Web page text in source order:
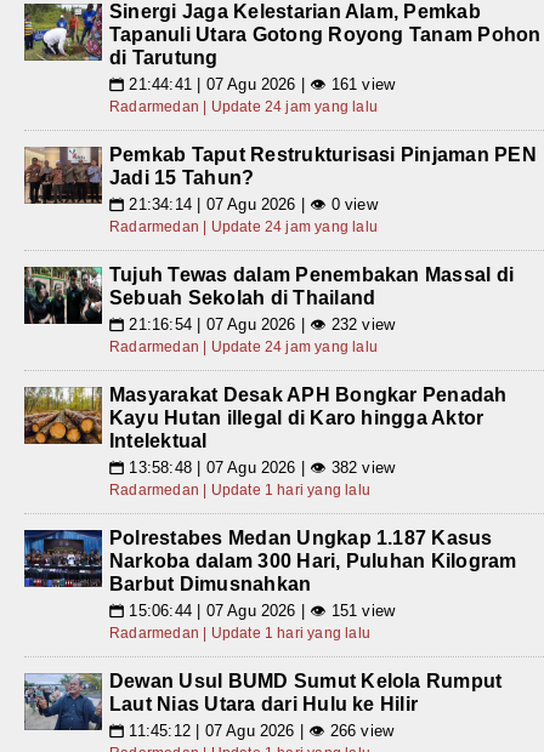
Sinergi Jaga Kelestarian Alam, Pemkab
Tapanuli Utara Gotong Royong Tanam Pohon
di Tarutung
📅 21:44:41 | 07 Agu 2026 | 👁 161 view
Radarmedan | Update 24 jam yang lalu
Pemkab Taput Restrukturisasi Pinjaman PEN
Jadi 15 Tahun?
📅 21:34:14 | 07 Agu 2026 | 👁 0 view
Radarmedan | Update 24 jam yang lalu
Tujuh Tewas dalam Penembakan Massal di
Sebuah Sekolah di Thailand
📅 21:16:54 | 07 Agu 2026 | 👁 232 view
Radarmedan | Update 24 jam yang lalu
Masyarakat Desak APH Bongkar Penadah
Kayu Hutan illegal di Karo hingga Aktor
Intelektual
📅 13:58:48 | 07 Agu 2026 | 👁 382 view
Radarmedan | Update 1 hari yang lalu
Polrestabes Medan Ungkap 1.187 Kasus
Narkoba dalam 300 Hari, Puluhan Kilogram
Barbut Dimusnahkan
📅 15:06:44 | 07 Agu 2026 | 👁 151 view
Radarmedan | Update 1 hari yang lalu
Dewan Usul BUMD Sumut Kelola Rumput
Laut Nias Utara dari Hulu ke Hilir
📅 11:45:12 | 07 Agu 2026 | 👁 266 view